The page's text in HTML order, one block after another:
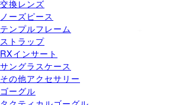
交換レンズ
ノーズピース
テンプルフレーム
ストラップ
RXインサート
サングラスケース
その他アクセサリー
ゴーグル